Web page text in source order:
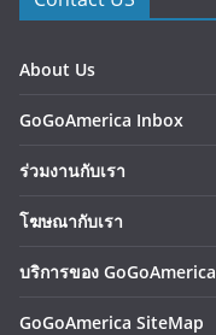
About Us
GoGoAmerica Inbox
ร่วมงานกับเรา
โฆษณากับเรา
บริการของ GoGoAmerica
GoGoAmerica SiteMap